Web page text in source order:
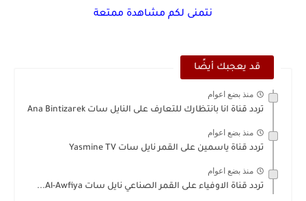
نتمنى لكم مشاهدة ممتعة
قد يعجبك أيضًا
منذ بضع اعوام
تردد قناة انا بانتظارك للتعارف على النايل سات Ana Bintizarek
منذ بضع اعوام
تردد قناة ياسمين على القمر نايل سات Yasmine TV
منذ بضع اعوام
تردد قناة الاوفياء على القمر الصناعي نايل سات Al-Awfiya...